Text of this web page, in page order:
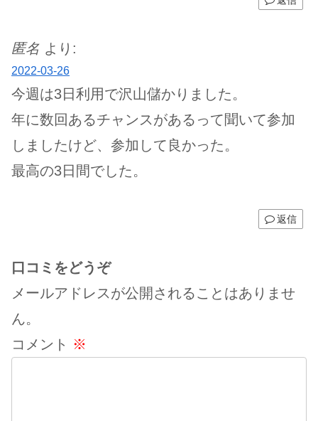
匿名 より:
2022-03-26
今週は3日利用で沢山儲かりました。
年に数回あるチャンスがあるって聞いて参加
しましたけど、参加して良かった。
最高の3日間でした。
返信
口コミをどうぞ
メールアドレスが公開されることはありませ
ん。
コメント ※